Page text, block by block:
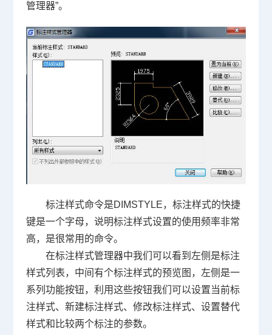
管理器”。
标注样式命令是DIMSTYLE，标注样式的快捷
键是一个字母，说明标注样式设置的使用频率非常
高，是很常用的命令。
在标注样式管理器中我们可以看到左侧是标注
样式列表，中间有个标注样式的预览图，左侧是一
系列功能按钮，利用这些按钮我们可以设置当前标
注样式、新建标注样式、修改标注样式、设置替代
样式和比较两个标注的参数。